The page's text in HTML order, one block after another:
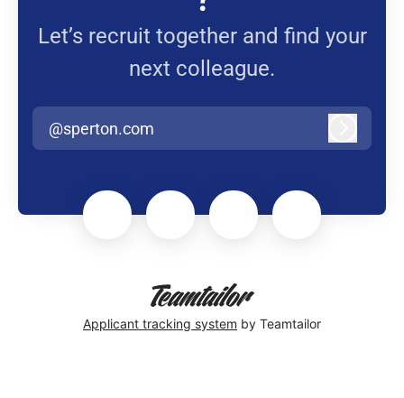
Let’s recruit together and find your
next colleague.
@sperton.com
Applicant tracking system by Teamtailor